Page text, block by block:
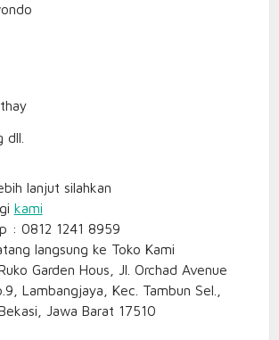
dll.
lanjut silahkan
kami
: 0812 1241 8959
langsung ke Toko Kami
Garden Hous, Jl. Orchad Avenue
Lambangjaya, Kec. Tambun Sel.,
Jawa Barat 17510